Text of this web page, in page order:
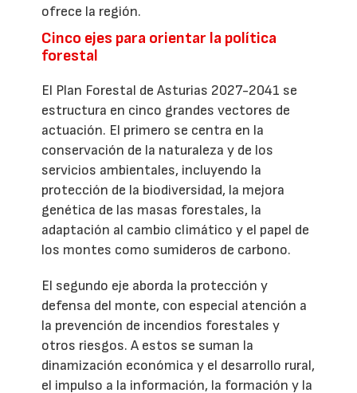
ofrece la región.
Cinco ejes para orientar la política
forestal
El Plan Forestal de Asturias 2027-2041 se
estructura en cinco grandes vectores de
actuación. El primero se centra en la
conservación de la naturaleza y de los
servicios ambientales, incluyendo la
protección de la biodiversidad, la mejora
genética de las masas forestales, la
adaptación al cambio climático y el papel de
los montes como sumideros de carbono.
El segundo eje aborda la protección y
defensa del monte, con especial atención a
la prevención de incendios forestales y
otros riesgos. A estos se suman la
dinamización económica y el desarrollo rural,
el impulso a la información, la formación y la